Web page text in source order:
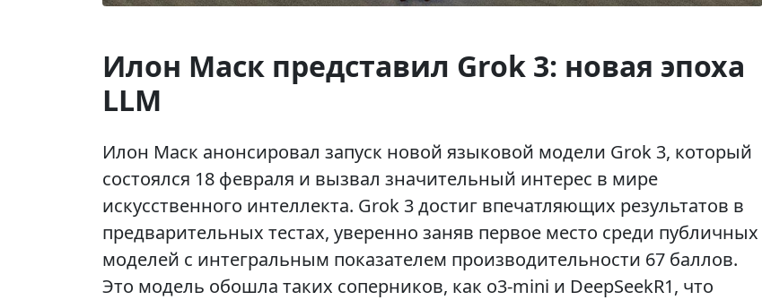
Илон Маск представил Grok 3: новая эпоха
LLM
Илон Маск анонсировал запуск новой языковой модели Grok 3, который
состоялся 18 февраля и вызвал значительный интерес в мире
искусственного интеллекта. Grok 3 достиг впечатляющих результатов в
предварительных тестах, уверенно заняв первое место среди публичных
моделей с интегральным показателем производительности 67 баллов.
Это модель обошла таких соперников, как o3-mini и DeepSeekR1, что